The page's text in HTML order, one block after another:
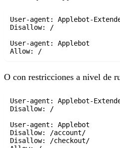
User-agent: Applebot-
Disallow: /
User-agent: Applebot
O con restricciones a nivel de
User-agent: Applebot-
Disallow: /
User-agent: Applebot
Disallow: /account/
Disallow: /checkout/